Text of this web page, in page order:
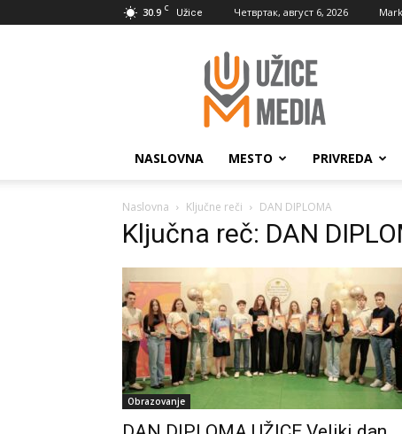
30.9 C Užice Четвртак, август 6, 2026
UžiceMedia
NASLOVNA MESTO PRIVREDA
Naslovna Ključne reči DAN DIPLOMA
Ključna reč: DAN
Obrazovanje